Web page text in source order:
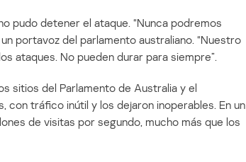
pudo detener el ataque. “Nunca podremos
portavoz del parlamento australiano. “Nuestro
ataques. No pueden durar para siempre”.
sitios del Parlamento de Australia y el
tráfico inútil y los dejaron inoperables. En un
de visitas por segundo, mucho más que los